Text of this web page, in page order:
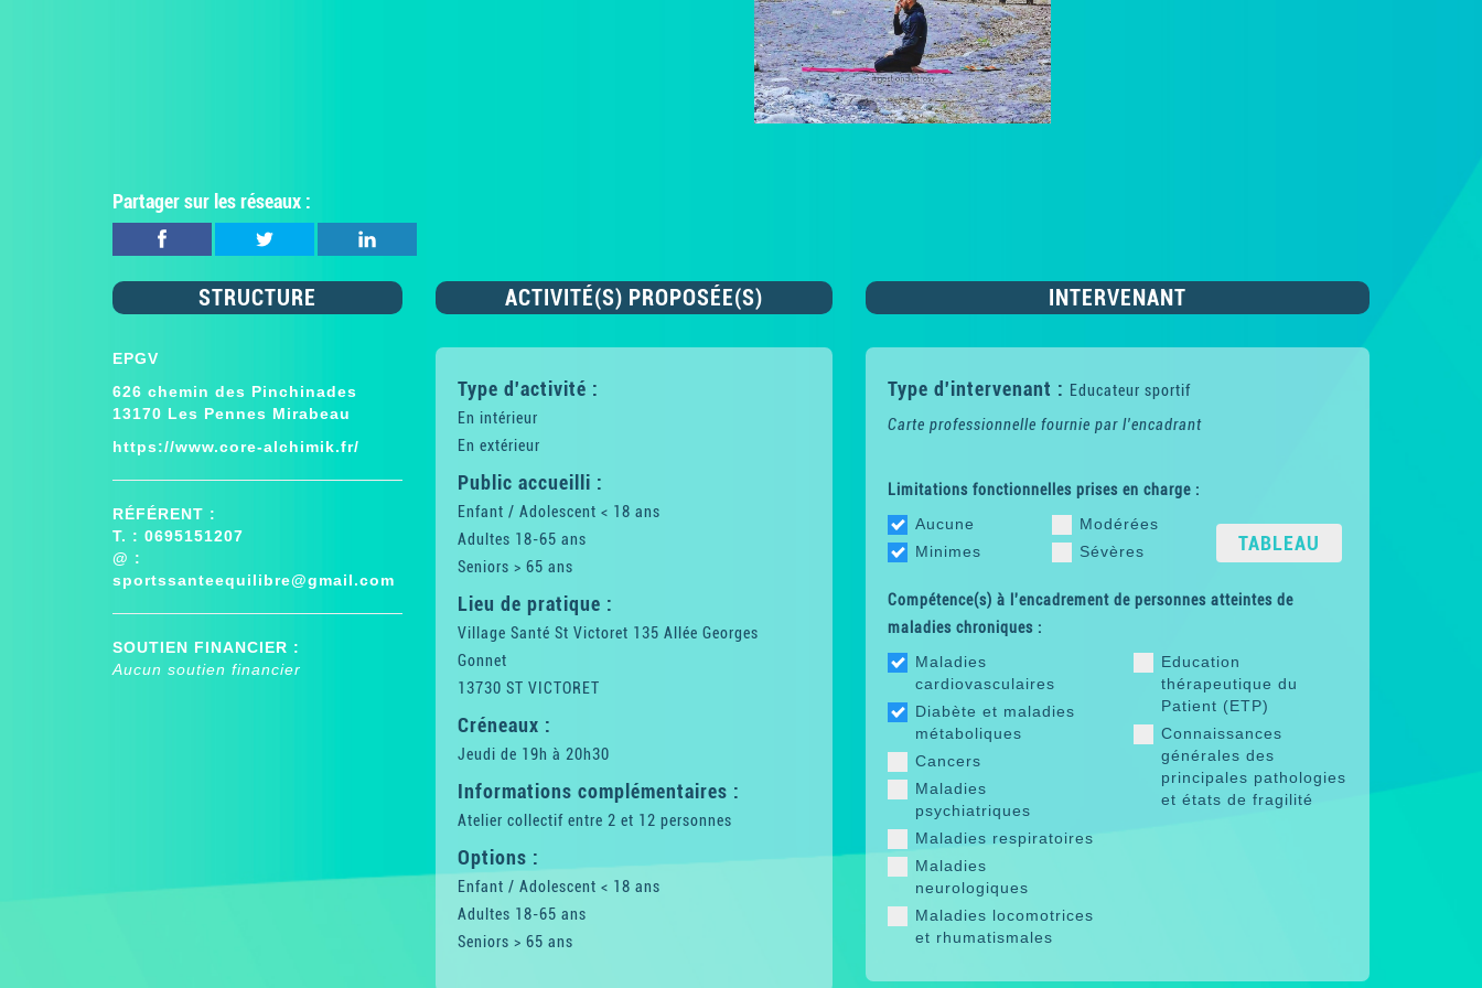
Partager sur les réseaux :
STRUCTURE
EPGV
626 chemin des Pinchinades
13170 Les Pennes Mirabeau
https://www.core-alchimik.fr/
RÉFÉRENT :
T. : 0695151207
@ :
sportssanteequilibre@gmail.com
SOUTIEN FINANCIER :
Aucun soutien financier
ACTIVITÉ(S) PROPOSÉE(S)
Type d'activité :
En intérieur
En extérieur
Public accueilli :
Enfant / Adolescent < 18 ans
Adultes 18-65 ans
Seniors > 65 ans
Lieu de pratique :
Village Santé St Victoret 135 Allée Georges
Gonnet
13730 ST VICTORET
Créneaux :
Jeudi de 19h à 20h30
Informations complémentaires :
Atelier collectif entre 2 et 12 personnes
Options :
Enfant / Adolescent < 18 ans
Adultes 18-65 ans
Seniors > 65 ans
INTERVENANT
Type d'intervenant : Educateur sportif
Carte professionnelle fournie par l'encadrant
Limitations fonctionnelles prises en charge :
Aucune
Minimes
Modérées
Sévères
TABLEAU
Compétence(s) à l'encadrement de personnes atteintes de
maladies chroniques :
Maladies
cardiovasculaires
Diabète et maladies
métaboliques
Cancers
Maladies
psychiatriques
Maladies respiratoires
Maladies
neurologiques
Maladies locomotrices
et rhumatismales
Education
thérapeutique du
Patient (ETP)
Connaissances
générales des
principales pathologies
et états de fragilité